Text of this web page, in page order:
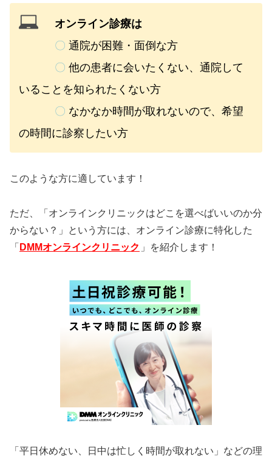
オンライン診療は
〇 通院が困難・面倒な方
〇 他の患者に会いたくない、通院して
いることを知られたくない方
〇 なかなか時間が取れないので、希望
の時間に診察したい方
このような方に適しています！
ただ、「オンラインクリニックはどこを選べばいいのか分
からない？」という方には、オンライン診療に特化した
「 DMMオンラインクリニック 」を紹介します！
「平日休めない、日中は忙しく時間が取れない」などの理